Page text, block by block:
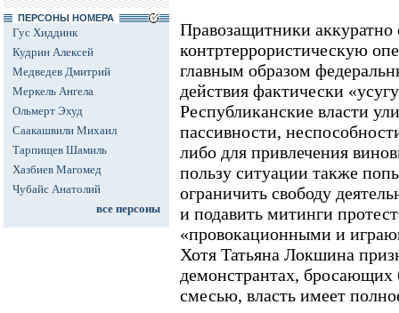
ПЕРСОНЫ НОМЕРА
Гус Хиддинк
Кудрин Алексей
Медведев Дмитрий
Меркель Ангела
Ольмерт Эхуд
Саакашвили Михаил
Тарпищев Шамиль
Хазбиев Магомед
Чубайс Анатолий
все персоны
Правозащитники аккуратно
контртеррористическую
главным образом
действия фактически
Республиканские власти
пассивности,
либо для привлечения
пользу ситуации также
ограничить свободу
и подавить митинги
«провокационными и
Хотя Татьяна Локшина
демонстрантах, бросающих
смесью, власть имеет